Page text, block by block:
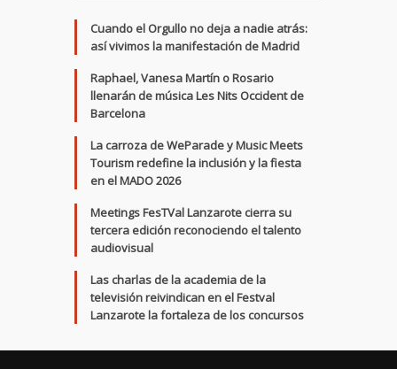
Cuando el Orgullo no deja a nadie atrás:
así vivimos la manifestación de Madrid
Raphael, Vanesa Martín o Rosario
llenarán de música Les Nits Occident de
Barcelona
La carroza de WeParade y Music Meets
Tourism redefine la inclusión y la fiesta
en el MADO 2026
Meetings FesTVal Lanzarote cierra su
tercera edición reconociendo el talento
audiovisual
Las charlas de la academia de la
televisión reivindican en el Festval
Lanzarote la fortaleza de los concursos